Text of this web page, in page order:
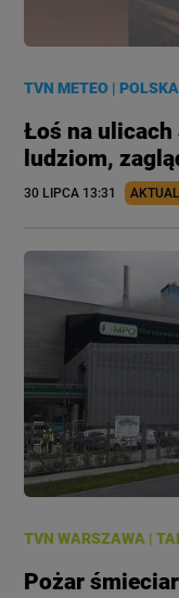
TVN METEO |POLSKA
Łoś na ulicach
ludziom,
30 LIPCA 13:31
TVN WARSZAWA |
Pożar